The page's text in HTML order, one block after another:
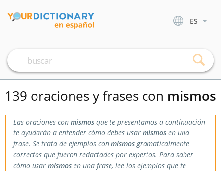
ES
139 oraciones y frases con mismos
Las oraciones con mismos que te presentamos a continuación
te ayudarán a entender cómo debes usar mismos en una
frase. Se trata de ejemplos con mismosgramaticalmente
correctos que fueron redactados por expertos. Para saber
cómo usar mismos en una frase, lee los ejemplos que te